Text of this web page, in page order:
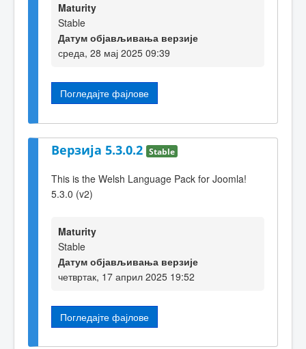
Maturity
Stable
Датум објављивања верзије
среда, 28 мај 2025 09:39
Погледајте фајлове
Верзија 5.3.0.2 Stable
This is the Welsh Language Pack for Joomla!
5.3.0 (v2)
Maturity
Stable
Датум објављивања верзије
четвртак, 17 април 2025 19:52
Погледајте фајлове